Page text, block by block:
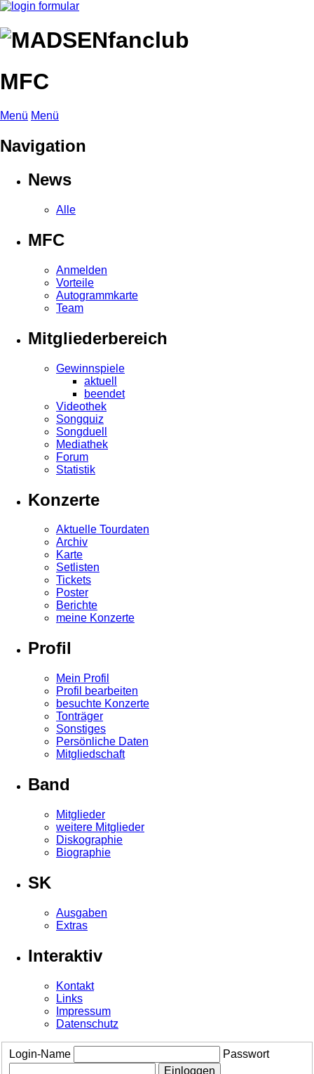
MFC
Menü Menü
Navigation
News
Alle
MFC
Anmelden
Vorteile
Autogrammkarte
Team
Mitgliederbereich
Gewinnspiele
aktuell
beendet
Videothek
Songquiz
Songduell
Mediathek
Forum
Statistik
Konzerte
Aktuelle Tourdaten
Archiv
Karte
Setlisten
Tickets
Poster
Berichte
meine Konzerte
Profil
Mein Profil
Profil bearbeiten
besuchte Konzerte
Tonträger
Sonstiges
Persönliche Daten
Mitgliedschaft
Band
Mitglieder
weitere Mitglieder
Diskographie
Biographie
SK
Ausgaben
Extras
Interaktiv
Kontakt
Links
Impressum
Datenschutz
Login-Name Passwort